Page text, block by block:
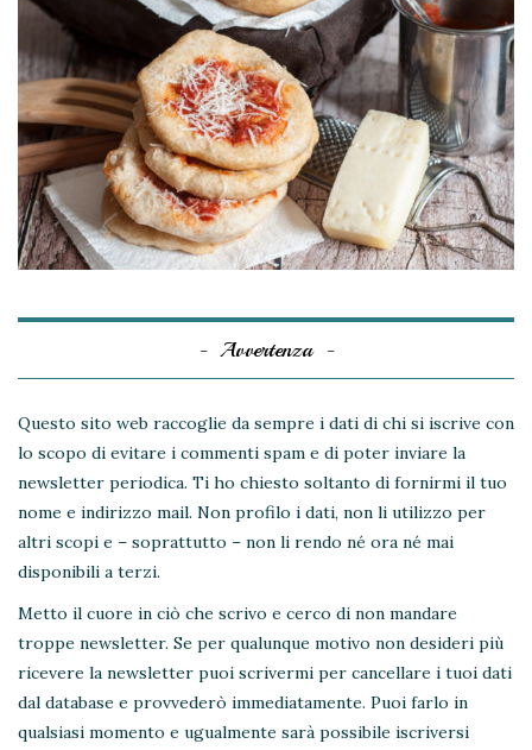
Avvertenza
Questo sito web raccoglie da sempre i dati di chi si iscrive con
lo scopo di evitare i commenti spam e di poter inviare la
newsletter periodica. Ti ho chiesto soltanto di fornirmi il tuo
nome e indirizzo mail. Non profilo i dati, non li utilizzo per
altri scopi e – soprattutto – non li rendo né ora né mai
disponibili a terzi.
Metto il cuore in ciò che scrivo e cerco di non mandare
troppe newsletter. Se per qualunque motivo non desideri più
ricevere la newsletter puoi scrivermi per cancellare i tuoi dati
dal database e provvederò immediatamente. Puoi farlo in
qualsiasi momento e ugualmente sarà possibile iscriversi